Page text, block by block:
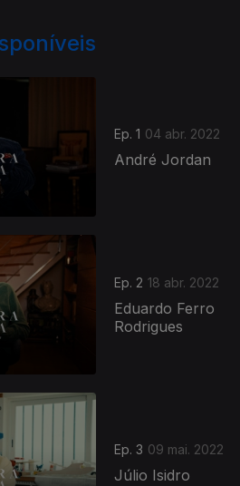
Ep. 1 04 abr. 2022
André Jordan
Ep. 2 18 abr. 2022
Eduardo Ferro
Rodrigues
Ep. 3 09 mai. 2022
Júlio Isidro